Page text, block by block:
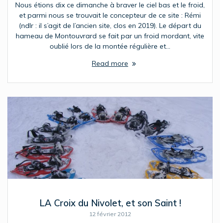
Nous étions dix ce dimanche à braver le ciel bas et le froid,
et parmi nous se trouvait le concepteur de ce site : Rémi
(ndlr : il s’agit de l’ancien site, clos en 2019). Le départ du
hameau de Montouvrard se fait par un froid mordant, vite
oublié lors de la montée régulière et…
Read more
LA Croix du Nivolet, et son Saint !
12 février 2012